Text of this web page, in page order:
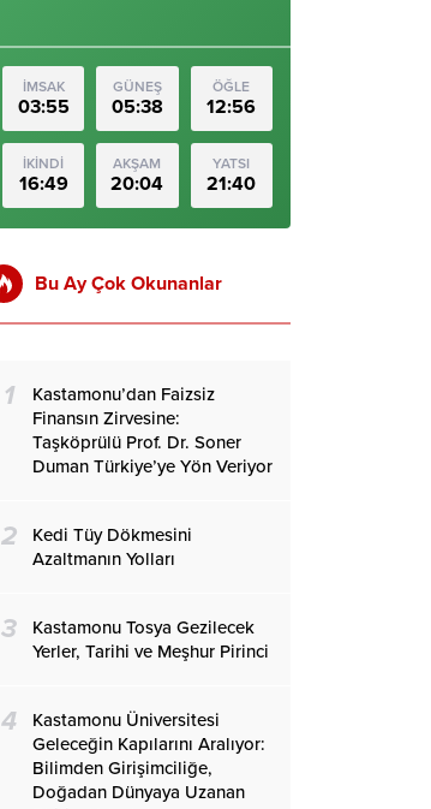
İMSAK
03:55
GÜNEŞ
05:38
ÖĞLE
12:56
İKİNDİ
16:49
AKŞAM
20:04
YATSI
21:40
Bu Ay Çok Okunanlar
1
Kastamonu’dan Faizsiz
Finansın Zirvesine:
Taşköprülü Prof. Dr. Soner
Duman Türkiye’ye Yön Veriyor
2
Kedi Tüy Dökmesini
Azaltmanın Yolları
3
Kastamonu Tosya Gezilecek
Yerler, Tarihi ve Meşhur Pirinci
4
Kastamonu Üniversitesi
Geleceğin Kapılarını Aralıyor:
Bilimden Girişimciliğe,
Doğadan Dünyaya Uzanan